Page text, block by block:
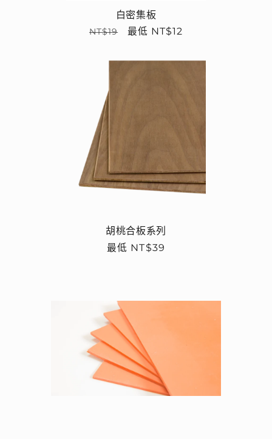
白密集板
定
NT$19
售
最低 NT$12
胡桃合板系列
定
最低 NT$39